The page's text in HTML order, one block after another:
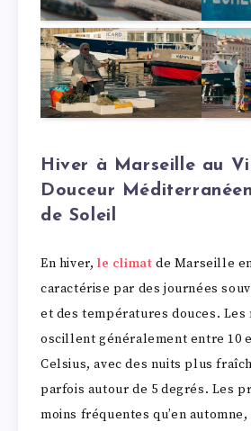
Hiver à Marseille au
Douceur
de Soleil
En hiver, le climat de Marseille
caractérise par des journées
et des températures douces. Les
oscillent généralement entre 10
Celsius, avec des nuits plus
parfois autour de 5 degrés. Les
moins fréquentes qu’en